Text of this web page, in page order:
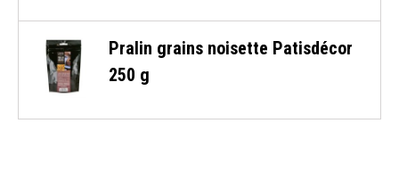
Pralin grains noisette Patisdécor
250 g